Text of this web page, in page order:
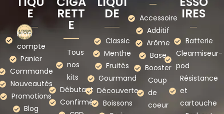
E
Mon
compte
Panier
Commande
Nouveautés
Promotions
Blog
RETT
E
Tous
nos
kits
Débutant
Confirmé
DE
Classic
Menthe
Fruités
Gourmand
Découverte
Boissons
Accessoire
Additif
Arôme
Base
Booster
Coup
de
coeur
IRES
Batterie
Clearmiseur-
pod
Résistance
et
cartouche